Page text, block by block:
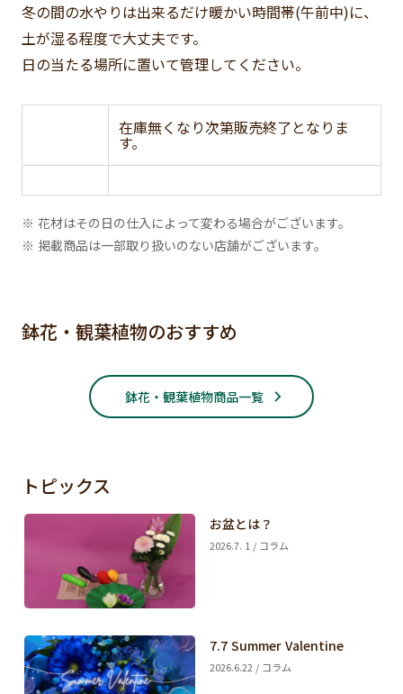
冬の間の水やりは出来るだけ暖かい時間帯(午前中)に、
土が湿る程度で大丈夫です。
日の当たる場所に置いて管理してください。
在庫無くなり次第販売終了となりま
す。
※ 花材はその日の仕入によって変わる場合がございます。
※ 掲載商品は一部取り扱いのない店舗がございます。
鉢花・観葉植物のおすすめ
鉢花・観葉植物商品一覧
トピックス
お盆とは？
2026.7. 1 / コラム
7.7 Summer Valentine
2026.6.22 / コラム